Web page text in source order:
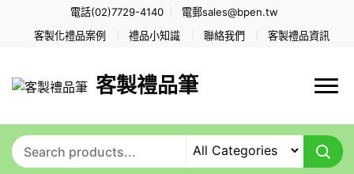
電話(02)7729-4140 電郵sales@bpen.tw
客製化禮品案例 禮品小知識 聯絡我們 客製禮品資訊
客製禮品筆